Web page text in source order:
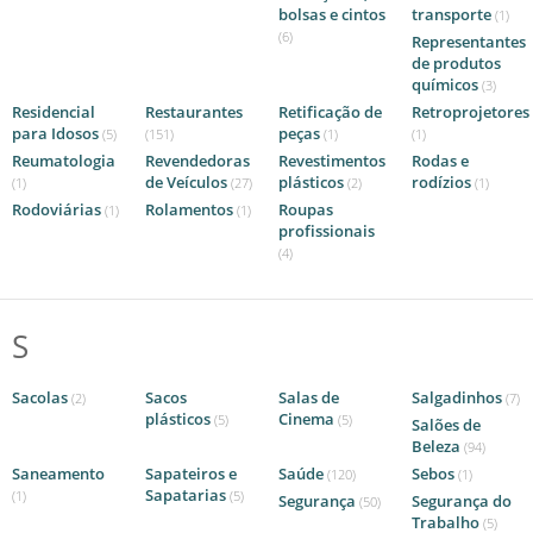
bolsas e cintos
(6)
transporte (1)
Representantes
de produtos
químicos (3)
Residencial
para Idosos (5)
Restaurantes
(151)
Retificação de
peças (1)
Retroprojetores
(1)
Reumatologia
(1)
Revendedoras
de Veículos (27)
Revestimentos
plásticos (2)
Rodas e
rodízios (1)
Rodoviárias (1) Rolamentos (1)
Roupas
profissionais
(4)
S
Sacolas (2)
Sacos
plásticos (5)
Salas de
Cinema (5)
Salgadinhos (7)
Salões de
Beleza (94)
Saneamento
(1)
Sapateiros e
Sapatarias (5)
Saúde (120) Sebos (1)
Segurança (50)
Segurança do
Trabalho (5)